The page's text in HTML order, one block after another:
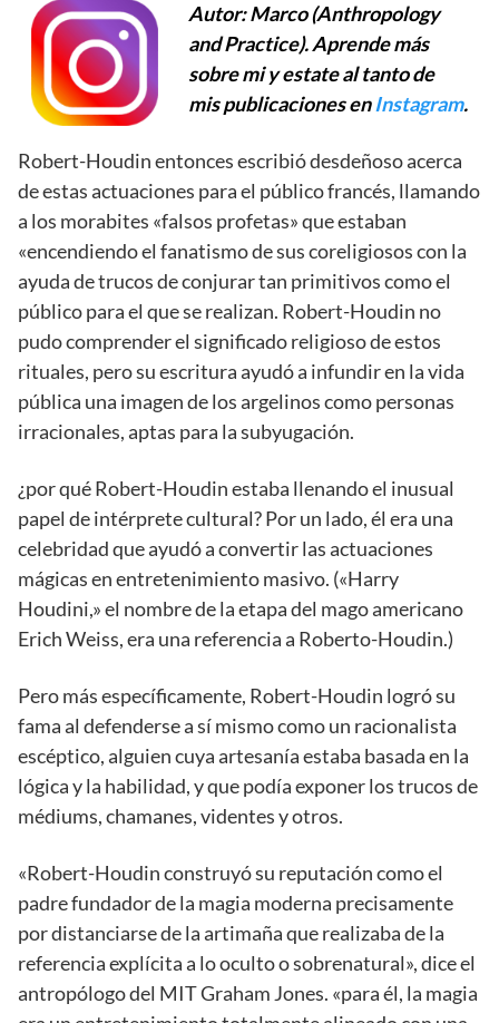
Autor: Marco (Anthropology
and Practice). Aprende más
sobre mi y estate al tanto de
mis publicaciones enInstagram.
Robert-Houdin entonces escribió desdeñoso acerca
de estas actuaciones para el público francés, llamando
a los morabites «falsos profetas» que estaban
«encendiendo el fanatismo de sus coreligiosos con la
ayuda de trucos de conjurar tan primitivos como el
público para el que se realizan. Robert-Houdin no
pudo comprender el significado religioso de estos
rituales, pero su escritura ayudó a infundir en la vida
pública una imagen de los argelinos como personas
irracionales, aptas para la subyugación.
¿por qué Robert-Houdin estaba llenando el inusual
papel de intérprete cultural? Por un lado, él era una
celebridad que ayudó a convertir las actuaciones
mágicas en entretenimiento masivo. («Harry
Houdini,» el nombre de la etapa del mago americano
Erich Weiss, era una referencia a Roberto-Houdin.)
Pero más específicamente, Robert-Houdin logró su
fama al defenderse a sí mismo como un racionalista
escéptico, alguien cuya artesanía estaba basada en la
lógica y la habilidad, y que podía exponer los trucos de
médiums, chamanes, videntes y otros.
«Robert-Houdin construyó su reputación como el
padre fundador de la magia moderna precisamente
por distanciarse de la artimaña que realizaba de la
referencia explícita a lo oculto o sobrenatural», dice el
antropólogo del MIT Graham Jones. «para él, la magia